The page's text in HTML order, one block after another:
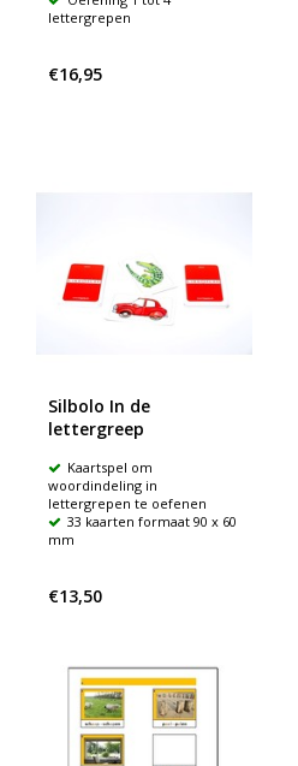
lettergrepen
€16,95
Silbolo In de
lettergreep
Kaartspel om
woordindeling in
lettergrepen te oefenen
33 kaarten formaat 90 x 60
mm
€13,50